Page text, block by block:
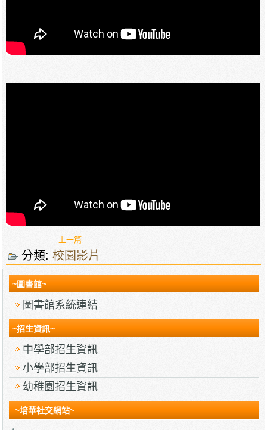
上一篇
分類:校園影片
~圖書館~
圖書館系統連結
~招生資訊~
中學部招生資訊
小學部招生資訊
幼稚園招生資訊
~培華社交網站~